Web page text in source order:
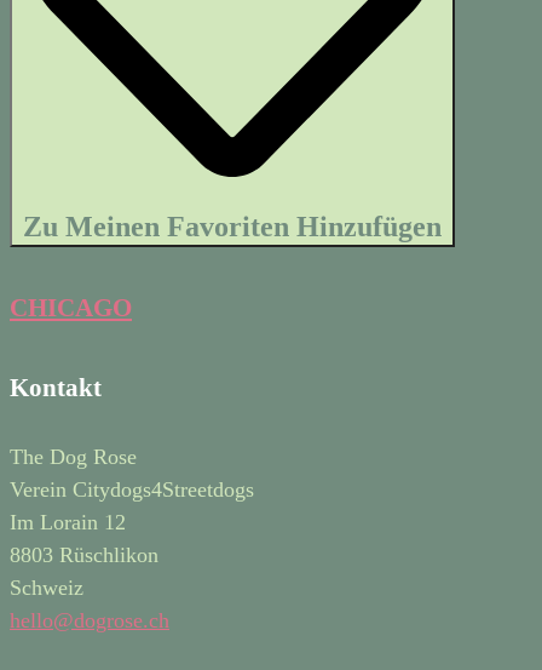
Zu Meinen Favoriten Hinzufügen
CHICAGO
Kontakt
The Dog Rose
Verein Citydogs4Streetdogs
Im Lorain 12
8803 Rüschlikon
Schweiz
hello@dogrose.ch